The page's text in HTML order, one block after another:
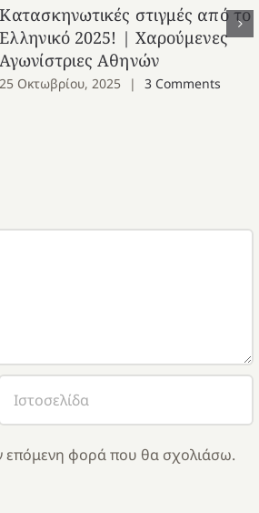
Κατασκηνωτικές στιγμές από το
Ελληνικό 2025! | Χαρούμενες
Αγωνίστριες Αθηνών
25 Οκτωβρίου, 2025 | 3 Comments
επόμενη φορά που θα σχολιάσω.